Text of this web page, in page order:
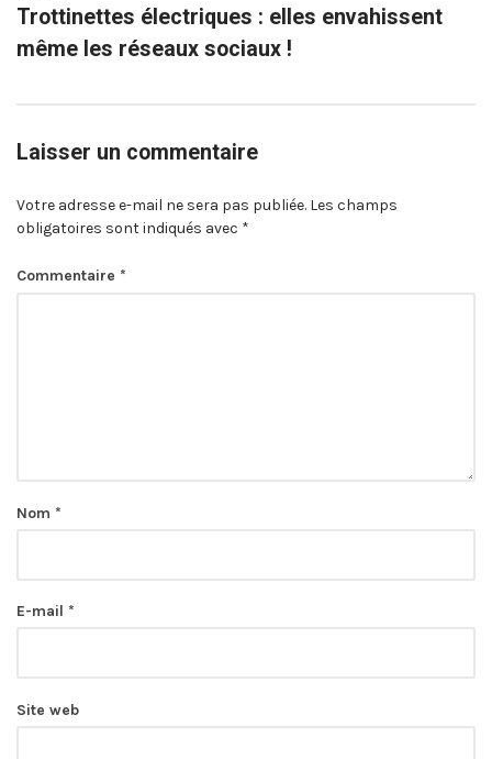
Trottinettes électriques : elles envahissent
même les réseaux sociaux !
Laisser un commentaire
Votre adresse e-mail ne sera pas publiée. Les champs
obligatoires sont indiqués avec *
Commentaire *
Nom *
E-mail *
Site web